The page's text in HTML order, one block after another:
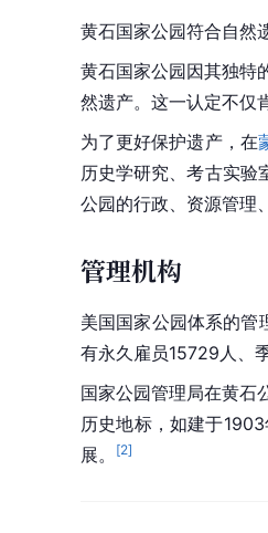
黄石国家公园符合自然
黄石国家公园因其独特
然遗产。这一认定不仅
为了更好保护遗产，在
历史学研究、考古实验
公园的行政、资源管理
管理机构
美国国家公园体系的管
有永久雇员15729人、
国家公园管理局在黄石
历史地标，如建于
展。
[2]